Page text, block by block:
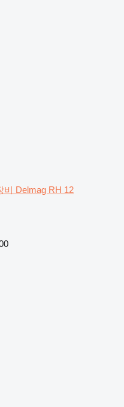
비 Delmag RH 12